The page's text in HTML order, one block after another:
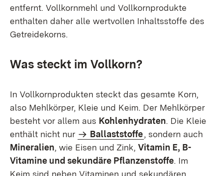
entfernt. Vollkornmehl und Vollkornprodukte
enthalten daher alle wertvollen Inhaltsstoffe des
Getreidekorns.
Was steckt im Vollkorn?
In Vollkornprodukten steckt das gesamte Korn,
also Mehlkörper, Kleie und Keim. Der Mehlkörper
besteht vor allem aus Kohlenhydraten. Die Kleie
enthält nicht nur
Ballaststoffe, sondern auch
Mineralien, wie Eisen und Zink, Vitamin E, B-
Vitamine und sekundäre Pflanzenstoffe. Im
Keim sind neben Vitaminen und sekundären